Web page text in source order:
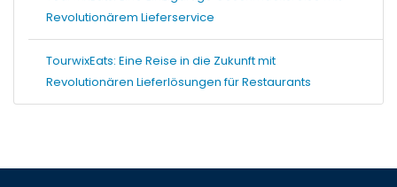
Revolutionärem Lieferservice
TourwixEats: Eine Reise in die Zukunft mit
Revolutionären Lieferlösungen für Restaurants